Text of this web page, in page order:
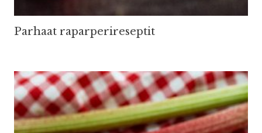
Parhaat raparperireseptit